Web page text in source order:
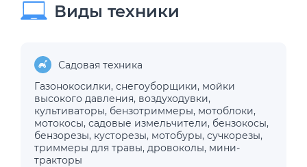
Виды техники
Садовая техника
Газонокосилки, снегоуборщики, мойки
высокого давления, воздуходувки,
культиваторы, бензотриммеры, мотоблоки,
мотокосы, садовые измельчители, бензокосы,
бензорезы, кусторезы, мотобуры, сучкорезы,
триммеры для травы, дровоколы, мини-
тракторы